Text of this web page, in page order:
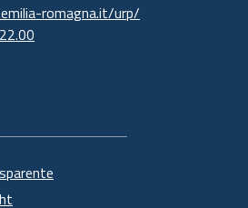
romagna.it/urp/